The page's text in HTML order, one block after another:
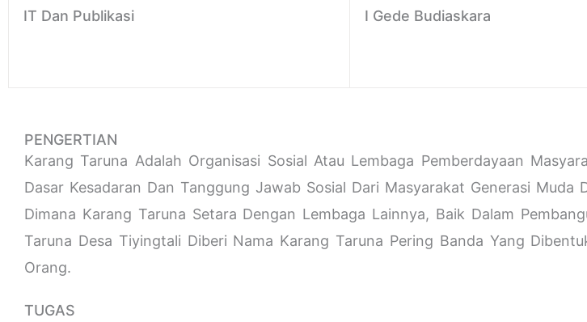
IT Dan Publikasi I Gede Budiaskara
PENGERTIAN
Karang Taruna Adalah Organisasi Sosial Atau Lembaga Pemberdayaan
Dasar Kesadaran Dan Tanggung Jawab Sosial Dari Masyarakat Generasi
Dimana Karang Taruna Setara Dengan Lembaga Lainnya, Baik Dalam
Taruna Desa Tiyingtali Diberi Nama Karang Taruna Pering Banda Yang
Orang.
TUGAS